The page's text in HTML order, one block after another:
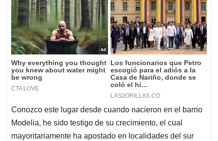
Conozco este lugar desde cuando nacieron en el barrio
Modelia, he sido testigo de su crecimiento, el cual
mayoritariamente ha apostado en localidades del sur